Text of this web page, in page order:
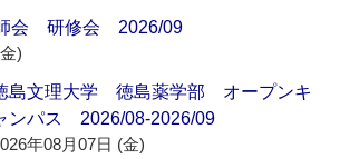
会 研修会 2026/09
)
島文理大学 徳島薬学部 オープンキ
ンパス 2026/08-2026/09
年08月07日 (金)